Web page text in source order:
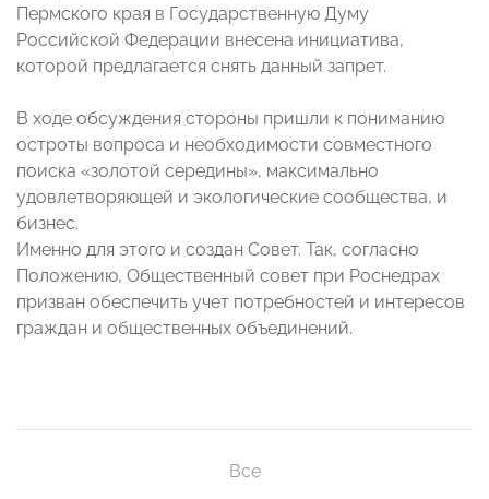
Пермского края в Государственную Думу
Российской Федерации внесена инициатива,
которой предлагается снять данный запрет.
В ходе обсуждения стороны пришли к пониманию
остроты вопроса и необходимости совместного
поиска «золотой середины», максимально
удовлетворяющей и экологические сообщества, и
бизнес.
Именно для этого и создан Совет. Так, согласно
Положению, Общественный совет при Роснедрах
призван обеспечить учет потребностей и интересов
граждан и общественных объединений.
Все